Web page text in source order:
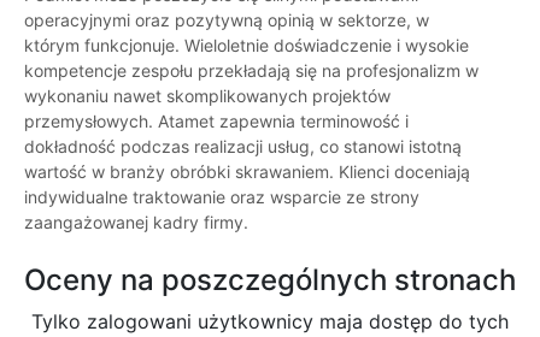
operacyjnymi oraz pozytywną opinią w sektorze, w
którym funkcjonuje. Wieloletnie doświadczenie i wysokie
kompetencje zespołu przekładają się na profesjonalizm w
wykonaniu nawet skomplikowanych projektów
przemysłowych. Atamet zapewnia terminowość i
dokładność podczas realizacji usług, co stanowi istotną
wartość w branży obróbki skrawaniem. Klienci doceniają
indywidualne traktowanie oraz wsparcie ze strony
zaangażowanej kadry firmy.
Oceny na poszczególnych stronach
Tylko zalogowani użytkownicy maja dostęp do tych